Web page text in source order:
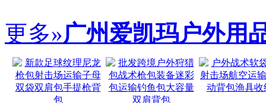
更多»广州爱凯玛户外用